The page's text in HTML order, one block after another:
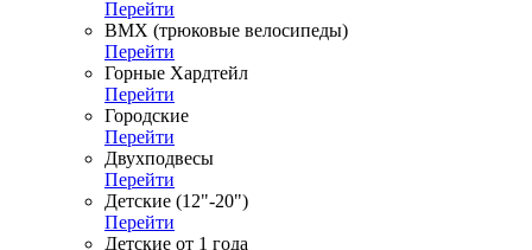
Перейти
ВМХ (трюковые велосипеды)
Перейти
Горные Хардтейл
Перейти
Городские
Перейти
Двухподвесы
Перейти
Детские (12"-20")
Перейти
Детские от 1 года